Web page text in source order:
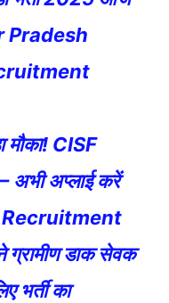
Pradesh
मौका! CISF
अभी अप्लाई करें
Recruitment
ग्रामीण डाक सेवक
भर्ती का